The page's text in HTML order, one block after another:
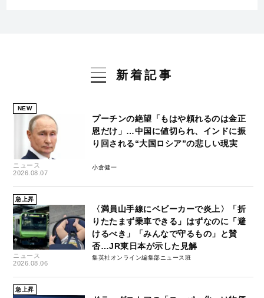
新着記事
NEW
ニュース
2026.08.07
プーチンの絶望「もはや頼れるのは金正
恩だけ」…中国に値切られ、インドに振
り回される“大国ロシア”の悲しい現実
小倉健一
急上昇
ニュース
2026.08.06
〈満員山手線にベビーカーで炎上〉「折
りたたまず乗車できる」はずなのに「避
けるべき」「みんなで守るもの」と賛
否…JR東日本が示した見解
集英社オンライン編集部ニュース班
急上昇